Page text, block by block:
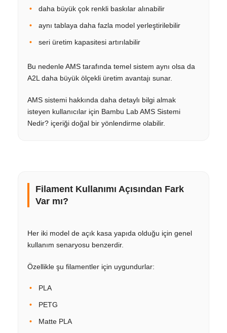
daha büyük çok renkli baskılar alınabilir
aynı tablaya daha fazla model yerleştirilebilir
seri üretim kapasitesi artırılabilir
Bu nedenle AMS tarafında temel sistem aynı olsa da
A2L daha büyük ölçekli üretim avantajı sunar.
AMS sistemi hakkında daha detaylı bilgi almak
isteyen kullanıcılar için Bambu Lab AMS Sistemi
Nedir? içeriği doğal bir yönlendirme olabilir.
Filament Kullanımı Açısından Fark
Var mı?
Her iki model de açık kasa yapıda olduğu için genel
kullanım senaryosu benzerdir.
Özellikle şu filamentler için uygundurlar:
PLA
PETG
Matte PLA